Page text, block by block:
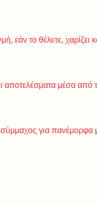
εάν το θέλετε, χαρίζει
αποτελέσματα μέσα από
σύμμαχος για πανέμορφα